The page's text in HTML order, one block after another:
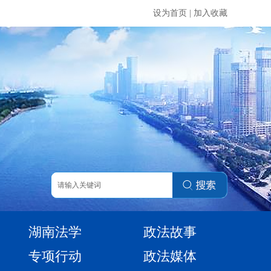
设为首页 加入收藏
湖南法学
政法故事
专项行动
政法媒体